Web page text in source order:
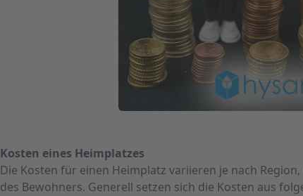
Kosten eines Heimplatzes
Die Kosten für einen Heimplatz variieren je nach
des Bewohners. Generell setzen sich die Kosten aus